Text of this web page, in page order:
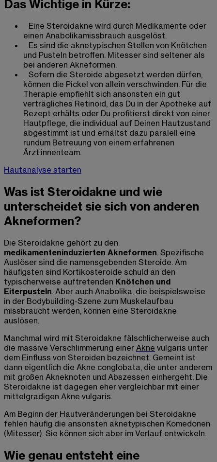
Das Wichtige in Kürze:
Eine Steroidakne wird durch Medikamente oder
einen Anabolikamissbrauch ausgelöst.
Es sind die aknetypischen Stellen von Knötchen
und Pusteln betroffen. Mitesser sind seltener als
bei anderen Akneformen.
Sofern die Steroide abgesetzt werden dürfen,
können die Pickel von allein verschwinden. Für die
Therapie empfiehlt sich ansonsten ein gut
verträgliches Retinoid, das Du in der Apotheke auf
Rezept erhälts oder Du profitierst direkt von einer
Hautpflege, die individual auf Deinen Hautzustand
abgestimmt ist und erhältst dazu paralell eine
rundum Betreuung von einem erfahrenen
Ärzt:innenteam.
Hautanalyse starten
Was ist Steroidakne und wie
unterscheidet sie sich von anderen
Akneformen?
Die Steroidakne gehört zu den
medikamenteninduzierten Akneformen. Spezifische
Auslöser sind die namensgebenden Steroide. Am
häufigsten sind Kortikosteroide schuld an den
typischerweise auftretenden Knötchen und
Eiterpusteln. Aber auch Anabolika, die beispielsweise
in der Bodybuilding-Szene zum Muskelaufbau
missbraucht werden, können eine Steroidakne
auslösen.
Manchmal wird mit Steroidakne fälschlicherweise auch
die massive Verschlimmerung einer Akne vulgaris unter
dem Einfluss von Steroiden bezeichnet. Gemeint ist
dann eigentlich die Akne conglobata, die unter anderem
mit großen Akneknoten und Abszessen einhergeht. Die
Steroidakne ist dagegen eher vergleichbar mit einer
mittelgradigen Akne vulgaris.
Am Beginn der Hautveränderungen bei Steroidakne
fehlen häufig die ansonsten aknetypischen Komedonen
(Mitesser). Sie können sich aber im Verlauf entwickeln.
Wie genau entsteht eine